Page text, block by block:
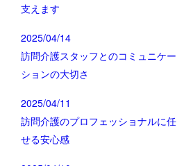
支えます
2025/04/14
訪問介護スタッフとのコミュニケー
ションの大切さ
2025/04/11
訪問介護のプロフェッショナルに任
せる安心感